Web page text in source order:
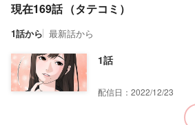
現在169話
1話から 最新話から
1話
配信日：2022/12/23